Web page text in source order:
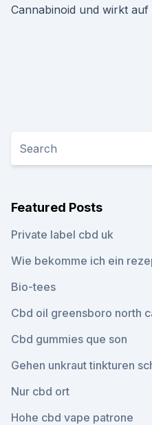
Cannabinoid und wirkt auf
Featured Posts
Private label cbd uk
Wie bekomme ich ein
Bio-tees
Cbd oil greensboro north
Cbd gummies que son
Gehen unkraut tinkturen
Nur cbd ort
Hohe cbd vape patrone